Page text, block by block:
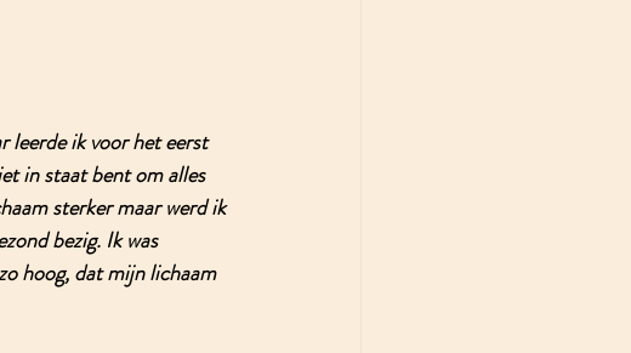
leerde ik voor het eerst
in staat bent om alles
sterker maar werd ik
bezig. Ik was
hoog, dat mijn lichaam